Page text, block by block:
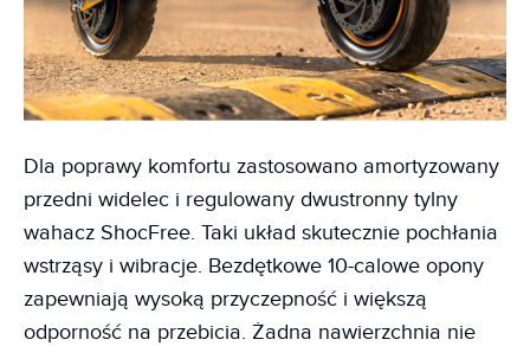
Dla poprawy komfortu zastosowano amortyzowany
przedni widelec i regulowany dwustronny tylny
wahacz ShocFree. Taki układ skutecznie pochłania
wstrząsy i wibracje. Bezdętkowe 10-calowe opony
zapewniają wysoką przyczepność i większą
odporność na przebicia. Żadna nawierzchnia nie